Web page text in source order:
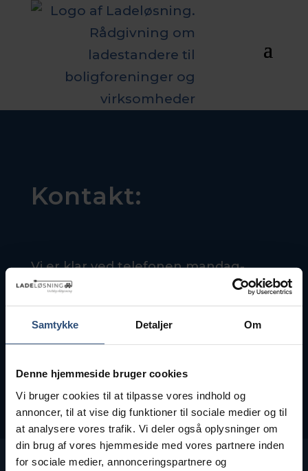
Samtykke Detaljer Om
Denne hjemmeside bruger cookies
Vi bruger cookies til at tilpasse vores indhold og
annoncer, til at vise dig funktioner til sociale medier og til
at analysere vores trafik. Vi deler også oplysninger om
din brug af vores hjemmeside med vores partnere inden
for sociale medier, annonceringspartnere og
Kontakt:
Vi er klar ved telefonen mandag-
fredag kl. 08.00 – 17.00
Telefon:
20 31 41 81
Mail:info@ladelosning.dk